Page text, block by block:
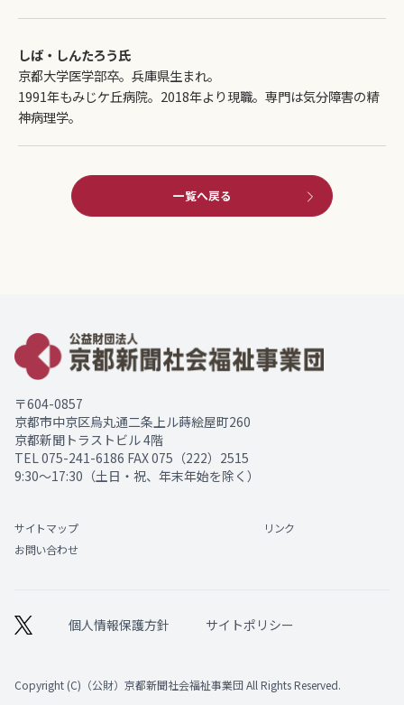
しば・しんたろう氏
京都大学医学部卒。兵庫県生まれ。
1991年もみじケ丘病院。2018年より現職。専門は気分障害の精
神病理学。
一覧へ戻る
〒604-0857
京都市中京区烏丸通二条上ル蒔絵屋町260
京都新聞トラストビル 4階
TEL075-241-6186 FAX 075（222）2515
9:30～17:30（土日・祝、年末年始を除く）
サイトマップ
リンク
お問い合わせ
個人情報保護方針 サイトポリシー
Copyright (C)（公財）京都新聞社会福祉事業団 All Rights Reserved.